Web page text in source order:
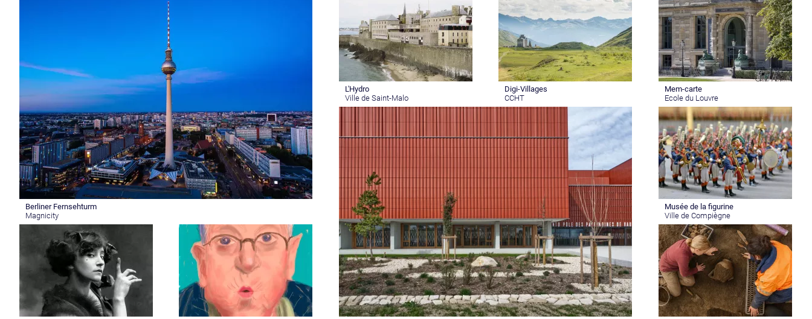
Berliner Fernsehturm
Magnicity
L'Hydro
Ville de Saint-Malo
Digi-Villages
CCHT
Mem-carte
Ecole du Louvre
Musée de la figurine
Ville de Compiègne